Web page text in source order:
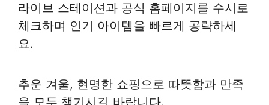
라이브 스테이션과 공식 홈페이지를 수시로
체크하며 인기 아이템을 빠르게 공략하세
요.
추운 겨울, 현명한 쇼핑으로 따뜻함과 만족
을 모두 챙기시길 바랍니다.